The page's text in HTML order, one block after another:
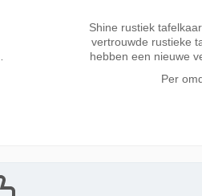
Shine rustiek
vertrouwde rustieke
hebben een nieuwe
Meer
Per